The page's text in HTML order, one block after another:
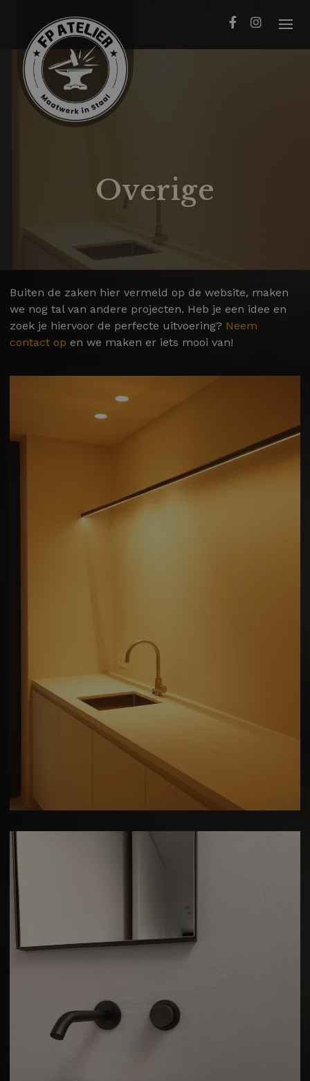
content
Overige
Buiten de zaken hier vermeld op de website, maken
we nog tal van andere projecten. Heb je een idee en
zoek je hiervoor de perfecte uitvoering? Neem
contact op en we maken er iets mooi van!